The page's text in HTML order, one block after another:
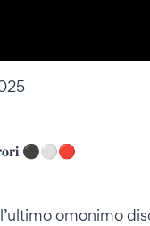
⚫️⚪️🔴
omonimo